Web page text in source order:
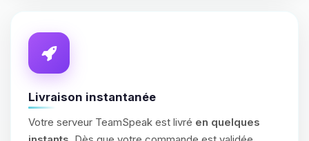
Livraison instantanée
Votre serveur TeamSpeak est livré en quelques